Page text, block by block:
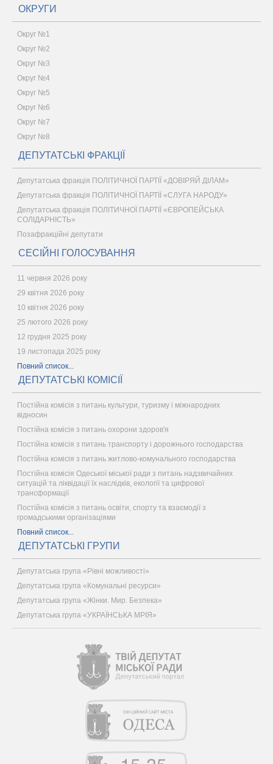
ОКРУГИ
Округ №1
Округ №2
Округ №3
Округ №4
Округ №5
Округ №6
Округ №7
Округ №8
ДЕПУТАТСЬКІ ФРАКЦІЇ
Депутатська фракція ПОЛІТИЧНОЇ ПАРТІЇ «ДОВІРЯЙ ДІЛАМ»
Депутатська фракція ПОЛІТИЧНОЇ ПАРТІЇ «СЛУГА НАРОДУ»
Депутатська фракція ПОЛІТИЧНОЇ ПАРТІЇ «ЄВРОПЕЙСЬКА
СОЛІДАРНІСТЬ»
Позафракційні депутати
СЕСІЙНІ ГОЛОСУВАННЯ
11 червня 2026 року
29 квітня 2026 року
10 квітня 2026 року
25 лютого 2026 року
12 грудня 2025 року
19 листопада 2025 року
Повний список...
ДЕПУТАТСЬКІ КОМІСІЇ
Постійна комісія з питань культури, туризму і міжнародних
відносин
Постійна комісія з питань охорони здоров'я
Постійна комісія з питань транспорту і дорожнього господарства
Постійна комісія з питань житлово-комунального господарства
Постійна комісія Одеської міської ради з питань надзвичайних
ситуацій та ліквідації їх наслідків, екології та цифрової
трансформації
Постійна комісія з питань освіти, спорту та взаємодії з
громадськими організаціями
Повний список...
ДЕПУТАТСЬКІ ГРУПИ
Депутатська група «Рівні можливості»
Депутатська група «Комунальні ресурси»
Депутатська група «Жінки. Мир. Безпека»
Депутатська група «УКРАЇНСЬКА МРІЯ»